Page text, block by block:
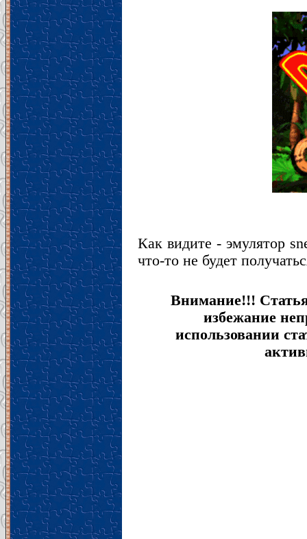
Как видите - эмулятор
что-то не будет
Внимание!!!
избежание
использовании